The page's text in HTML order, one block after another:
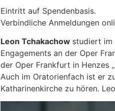
Eintritt auf Spendenbasis.
Verbindliche Anmeldungen
Leon Tchakachow studiert im
Engagements an der Oper
der Oper Frankfurt in Henzes
Auch im Oratorienfach ist er
Katharinenkirche zu hören.